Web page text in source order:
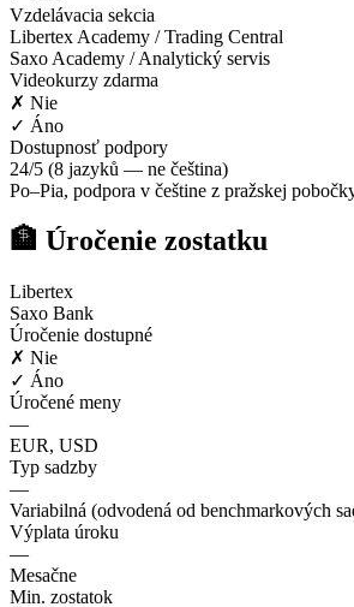
Vzdelávacia sekcia
Libertex Academy / Trading Central
Saxo Academy / Analytický servis
Videokurzy zdarma
✗ Nie
✓ Áno
Dostupnosť podpory
24/5 (8 jazyků — ne čeština)
Po–Pia, podpora v češtine z pražskej
🏦 Úročenie zostatku
Libertex
Saxo Bank
Úročenie dostupné
✗ Nie
✓ Áno
Úročené meny
—
EUR, USD
Typ sadzby
—
Variabilná (odvodená od benchmarkových
Výplata úroku
—
Mesačne
Min. zostatok